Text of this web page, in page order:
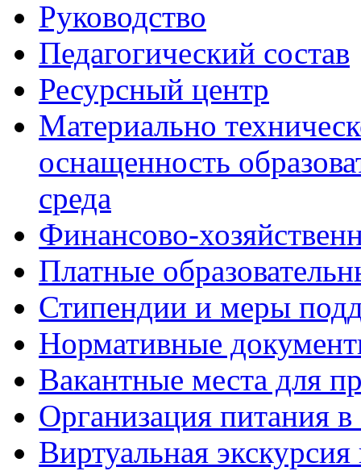
Руководство
Педагогический состав
Ресурсный центр
Материально
оснащенность
среда
Финансово-
Платные
Стипендии и меры
Нормативные
Вакантные места для
Организация питания в
Виртуальная